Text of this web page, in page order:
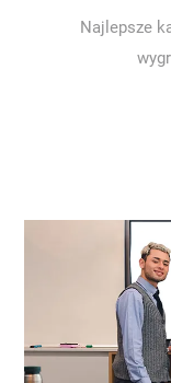
Najlepsze